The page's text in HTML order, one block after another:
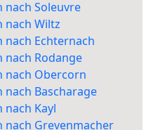
nach Soleuvre
nach Wiltz
nach Echternach
nach Rodange
nach Obercorn
Bascharage
nach Kayl
nach Grevenmacher